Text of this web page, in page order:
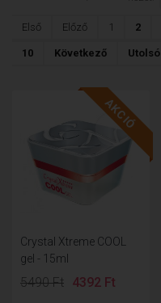
Első Előző 1 2
10 Következő Utolsó
AKCIÓ
Crystal Xtreme COOL
gel - 15ml
5490 Ft 4392 Ft